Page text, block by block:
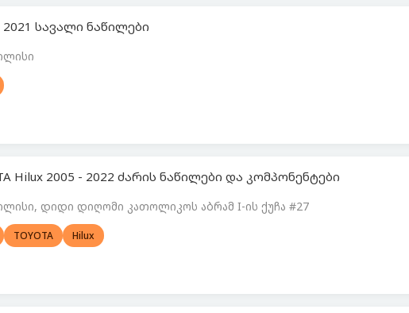
2021 სავალი ნაწილები
Hilux 2005 - 2022 ძარის ნაწილები და კომპონენტები
დიდი დიღომი კათოლიკოს აბრამ I-ის ქუჩა #27
TOYOTA Hilux